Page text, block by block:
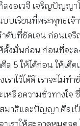
ลงอเวจี เจริญปัญญา
บบเรียนที่พระพุทธเจ้
ดับที่ชัดเจน ก่อนเ
ตั้งมั่นก่อน ก่อนที่จะ
ล 5 ให้ได้ก่อน ให้เด็ด
ราไว้ได้ดี เราจะไม่ท
เหลือความชั่วทางใจ
มาธิและปัญญา ศีลเป็